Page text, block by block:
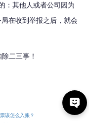
：其他人或者公司因为
在收到举报之后，就会
二三事！
该怎么入账？